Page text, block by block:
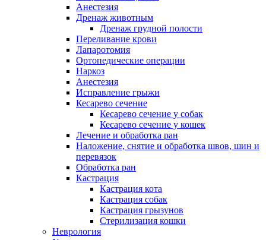
Анестезия
Дренаж животным
Дренаж грудной полости
Переливание крови
Лапаротомия
Ортопедические операции
Наркоз
Анестезия
Исправление грыжи
Кесарево сечение
Кесарево сечение у собак
Кесарево сечение у кошек
Лечение и обработка ран
Наложение, снятие и обработка швов, шин и
перевязок
Обработка ран
Кастрация
Кастрация кота
Кастрация собак
Кастрация грызунов
Стерилизация кошки
Неврология